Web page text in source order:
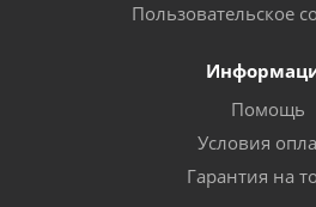
Пользовательское
Помощь
Условия
Гарантия на